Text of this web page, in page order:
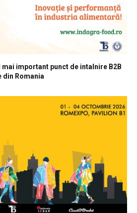
mai important punct de intalnire B2B
Romania